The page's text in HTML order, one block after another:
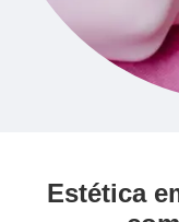
Estética